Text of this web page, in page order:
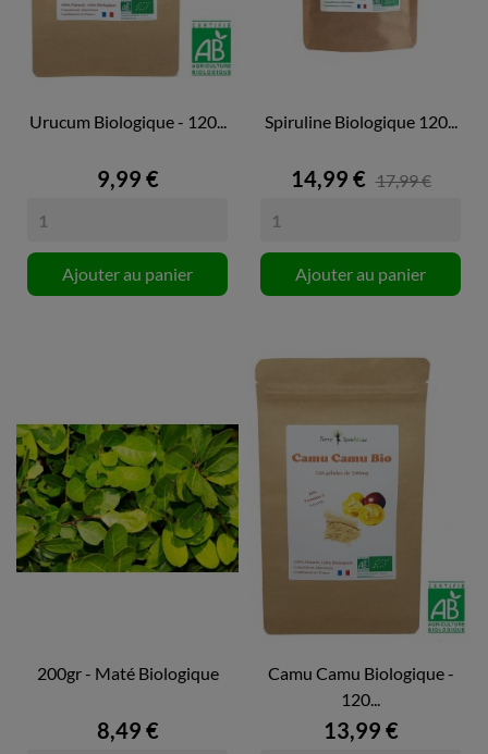
Urucum Biologique - 120...
9,99 €
Ajouter au panier
Spiruline Biologique 120...
14,99 € 17,99 €
Ajouter au panier
200gr - Maté Biologique
8,49 €
Camu Camu Biologique -
120...
13,99 €